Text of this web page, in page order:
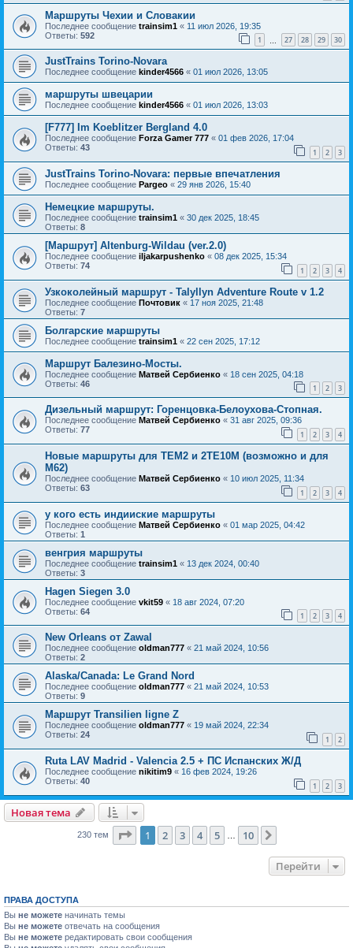
Маршруты Чехии и Словакии
Последнее сообщение trainsim1 « 11 июл 2026, 19:35
Ответы: 592 1 27 28 29 30
JustTrains Torino-Novara
Последнее сообщение kinder4566 « 01 июл 2026, 13:05
маршруты швецарии
Последнее сообщение kinder4566 « 01 июл 2026, 13:03
[F777] Im Koeblitzer Bergland 4.0
Последнее сообщение Forza Gamer 777 « 01 фев 2026, 17:04
Ответы: 43 1 2 3
JustTrains Torino-Novara: первые впечатления
Последнее сообщение Pargeo « 29 янв 2026, 15:40
Немецкие маршруты.
Последнее сообщение trainsim1 « 30 дек 2025, 18:45
Ответы: 8
[Маршрут] Altenburg-Wildau (ver.2.0)
Последнее сообщение iljakarpushenko « 08 дек 2025, 15:34
Ответы: 74 1 2 3 4
Узкоколейный маршрут - Talyllyn Adventure Route v 1.2
Последнее сообщение Почтовик « 17 ноя 2025, 21:48
Ответы: 7
Болгарские маршруты
Последнее сообщение trainsim1 « 22 сен 2025, 17:12
Маршрут Балезино-Мосты.
Последнее сообщение Матвей Сербиенко « 18 сен 2025, 04:18
Ответы: 46 1 2 3
Дизельный маршрут: Горенцовка-Белоухова-Стопная.
Последнее сообщение Матвей Сербиенко « 31 авг 2025, 09:36
Ответы: 77 1 2 3 4
Новые маршруты для ТЕМ2 и 2ТЕ10М (возможно и для
М62)
Последнее сообщение Матвей Сербиенко « 10 июл 2025, 11:34
Ответы: 63 1 2 3 4
у кого есть индииские маршруты
Последнее сообщение Матвей Сербиенко « 01 мар 2025, 04:42
Ответы: 1
венгрия маршруты
Последнее сообщение trainsim1 « 13 дек 2024, 00:40
Ответы: 3
Hagen Siegen 3.0
Последнее сообщение vkit59 « 18 авг 2024, 07:20
Ответы: 64 1 2 3 4
New Orleans от Zawal
Последнее сообщение oldman777 « 21 май 2024, 10:56
Ответы: 2
Alaska/Canada: Le Grand Nord
Последнее сообщение oldman777 « 21 май 2024, 10:53
Ответы: 9
Маршрут Transilien ligne Z
Последнее сообщение oldman777 « 19 май 2024, 22:34
Ответы: 24 1 2
Ruta LAV Madrid - Valencia 2.5 + ПС Испанских Ж/Д
Последнее сообщение nikitim9 « 16 фев 2024, 19:26
Ответы: 40 1 2 3
Новая тема
230 тем Страница из 10
1 2 3 4 5 10
Перейти
ПРАВА ДОСТУПА
Вы не можете начинать темы
Вы не можете отвечать на сообщения
Вы не можете редактировать свои сообщения